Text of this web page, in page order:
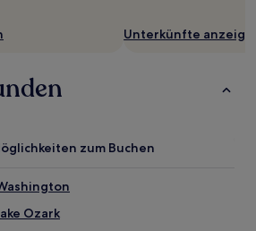
Unterkünfte
zum Buchen
Ozark